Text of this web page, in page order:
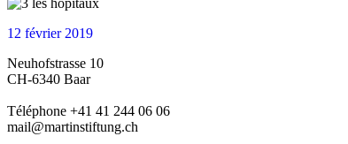
12 février 2019
Neuhofstrasse 10
CH-6340 Baar
Téléphone +41 41 244 06 06
mail@martinstiftung.ch